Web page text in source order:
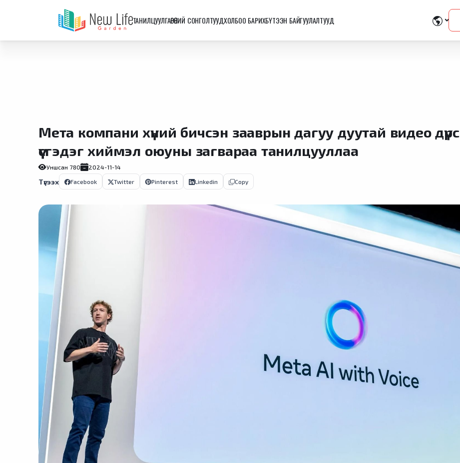
ТАНИЛЦУУЛГАӨРӨӨНИЙ СОНГОЛТУУДХОЛБОО БАРИХБҮТЭЭН БАЙГУУЛАЛТУУД
Мета компани хүний бичсэн зааврын дагуу дуутай видео дүрс
үүсгэдэг хиймэл оюуны загвараа танилцууллаа
Уншсан 780 2024-11-14
Түгээх Facebook Twitter Pinterest Linkedin Copy